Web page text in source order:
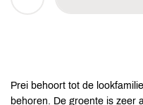
Prei behoort tot de
behoren. De groente is zeer